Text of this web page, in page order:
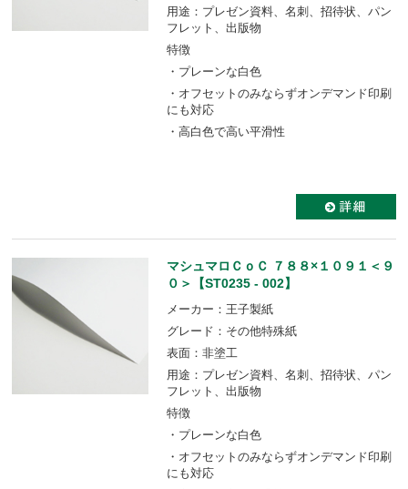
用途：プレゼン資料、名刺、招待状、パン
フレット、出版物
特徴
・プレーンな白色
・オフセットのみならずオンデマンド印刷
にも対応
・高白色で高い平滑性
マシュマロＣｏＣ ７８８×１０９１＜９
０＞【ST0235 - 002】
メーカー：王子製紙
グレード：その他特殊紙
表面：非塗工
用途：プレゼン資料、名刺、招待状、パン
フレット、出版物
特徴
・プレーンな白色
・オフセットのみならずオンデマンド印刷
にも対応